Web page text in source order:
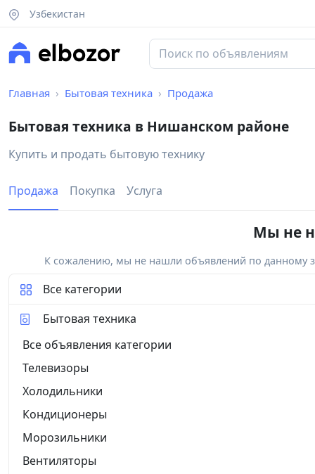
Узбекистан
Главная Бытовая техника Продажа
Бытовая техника в Нишанском районе
Купить и продать бытовую технику
Продажа Покупка Услуга
Мы не
К сожалению, мы не нашли объявлений по данному
Все категории
Бытовая техника
Все объявления категории
Телевизоры
Холодильники
Кондиционеры
Морозильники
Вентиляторы